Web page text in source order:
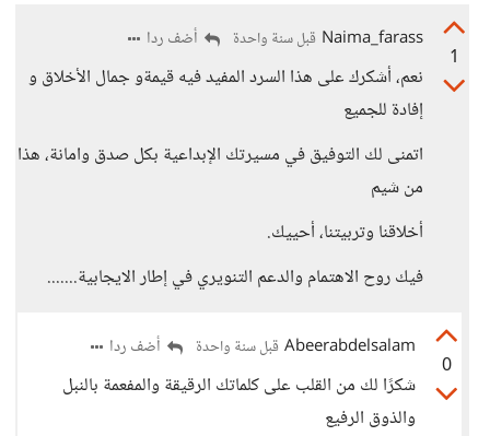
1
Naima_farass قبل سنة واحدة أضف ردا
نعم، أشكرك على هذا السرد المفيد فيه قيمةو جمال الأخلاق و
إفادة للجميع
اتمنى لك التوفيق في مسيرتك الإبداعية بكل صدق وامانة، هذا
من شيم
أخلاقنا وتربيتنا، أحييك.
فيك روح الاهتمام والدعم التنويري في إطار الايجابية.......
0
Abeerabdelsalam قبل سنة واحدة أضف ردا
شكرًا لك من القلب على كلماتك الرقيقة والمفعمة بالنبل
والذوق الرفيع